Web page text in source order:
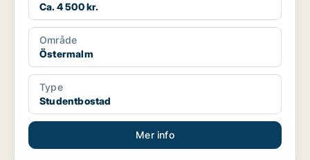
Ca. 4 500 kr.
Område
Östermalm
Type
Studentbostad
Mer info